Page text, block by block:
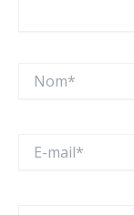
mail*